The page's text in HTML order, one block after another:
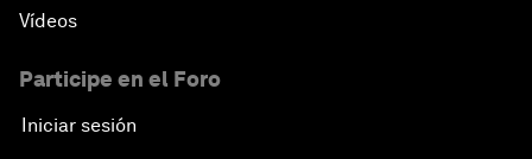
Vídeos
Participe en el Foro
Iniciar sesión